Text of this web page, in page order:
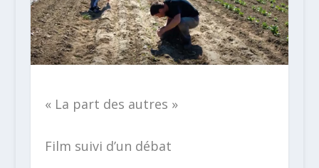
« La part des autres »
Film suivi d’un débat